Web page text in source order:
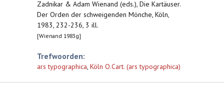
Zadnikar & Adam Wienand (eds.), Die Kartäuser.
Der Orden der schweigenden Mönche, Köln,
1983, 232-236, 3 ill.
[Wienand 1983g]
Trefwoorden:
ars typographica, Köln O.Cart. (ars typographica)